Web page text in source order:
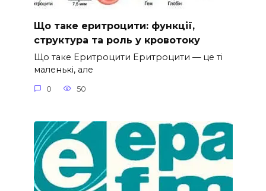
Що таке еритроцити: функції,
структура та роль у кровотоку
Що таке Еритроцити Еритроцити — це ті
маленькі, але
0 50